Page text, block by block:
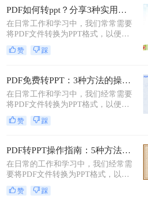
PPT（PowerPoint）格式，以便进行演
示或编辑。虽然PDF到PPT的转换可
能不如其他格式转换那样直接，但通
过一些方法和工具，我们仍然可以实
现这一目的。本文将详细介绍怎么把
pdf转换成ppt的几种方法，以及相关
PDF如何转ppt？分享3种实用的压缩方法！
在日常工作和学习中，我们常常需要
将PDF文件转换为PPT格式，以便进
行演示或进一步编辑。PDF文件以其
固定格式和跨平台的优势而广受欢
辑功能和动态展示效果。那么PDF如
何转PPT呢？本文将介绍三种将PDF
转换为PPT的方法，帮助您轻松完成
这一任务。
赞 踩
PDF免费转PPT：3种方法的操作步骤和常见报错处理!
在日常工作和学习中，我们经常需要
将PDF文件转换为PPT格式，以便进
行演示和分享。那么如何免费将pdf转
换成PPT呢？本文将介绍三种免费将
赞 踩
PDF转PPT操作指南：5种方法的具体操作流程和参数设置！
在日常的工作和学习中，我们经常需
要将PDF文件转换为PPT格式，以便
进行演示或编辑。PDF文件以其固定
格式和跨平台的优势而广受欢迎，但
赞 踩